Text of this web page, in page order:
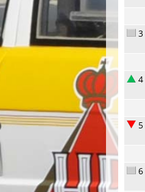
3
4
5
6